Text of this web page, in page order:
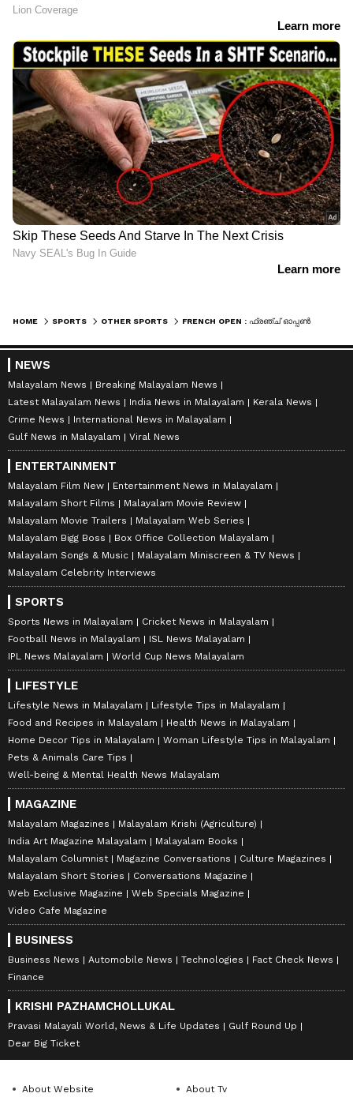
HOME SPORTS OTHER SPORTS
NEWS
Malayalam News
Breaking Malayalam News
Latest Malayalam News
India News in Malayalam
Kerala News
Crime News
International News in Malayalam
Gulf News in Malayalam
Viral News
ENTERTAINMENT
Malayalam Film New
Entertainment News in Malayalam
Malayalam Short Films
Malayalam Movie Review
Malayalam Movie Trailers
Malayalam Web Series
Malayalam Bigg Boss
Box Office Collection Malayalam
Malayalam Songs & Music
Malayalam Miniscreen & TV News
Malayalam Celebrity Interviews
SPORTS
Sports News in Malayalam
Cricket News in Malayalam
Football News in Malayalam
ISL News Malayalam
IPL News Malayalam
World Cup News Malayalam
LIFESTYLE
Lifestyle News in Malayalam
Lifestyle Tips in Malayalam
Food and Recipes in Malayalam
Health News in Malayalam
Home Decor Tips in Malayalam
Woman Lifestyle Tips in Malayalam
Pets & Animals Care Tips
Well-being & Mental Health News Malayalam
MAGAZINE
Malayalam Magazines
Malayalam Krishi (Agriculture)
India Art Magazine Malayalam
Malayalam Books
Malayalam Columnist
Magazine Conversations
Culture Magazines
Malayalam Short Stories
Conversations Magazine
Web Exclusive Magazine
Web Specials Magazine
Video Cafe Magazine
BUSINESS
Business News Automobile News Technologies
Fact Check News
Finance
KRISHI PAZHAMCHOLLUKAL
Pravasi Malayali World, News & Life Updates
Gulf Round Up
Dear Big Ticket
About Website About Tv